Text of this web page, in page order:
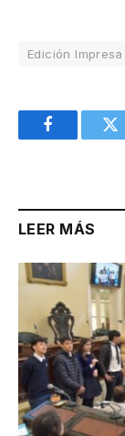
Edición Impresa
Facebook
LEER MÁS